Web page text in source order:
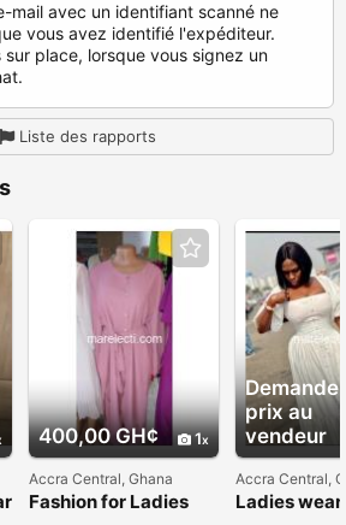
mail avec un identifiant scanné ne
vous avez identifié l'expéditeur.
sur place, lorsque vous signez un
Liste des rapports
400,00 GH¢ 1
Accra Central, Ghana
Fashion for Ladies
prix au
vendeur
Accra Central,
Ladies